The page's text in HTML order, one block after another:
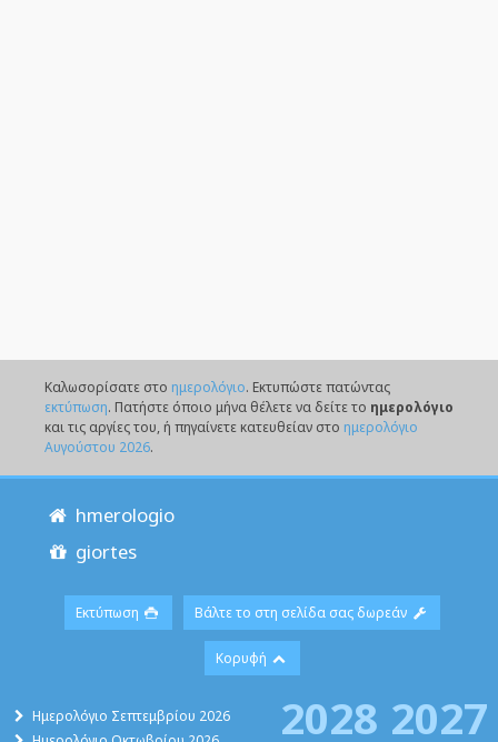
Καλωσορίσατε στο ημερολόγιο. Eκτυπώστε πατώντας
εκτύπωση. Πατήστε όποιο μήνα θέλετε να δείτε το ημερολόγιο
και τις αργίες του, ή πηγαίνετε κατευθείαν στο ημερολόγιο
Αυγούστου 2026.
hmerologio
giortes
Εκτύπωση Βάλτε το στη σελίδα σας δωρεάν
Κορυφή
Ημερολόγιο Σεπτεμβρίου 2026
2027
2028